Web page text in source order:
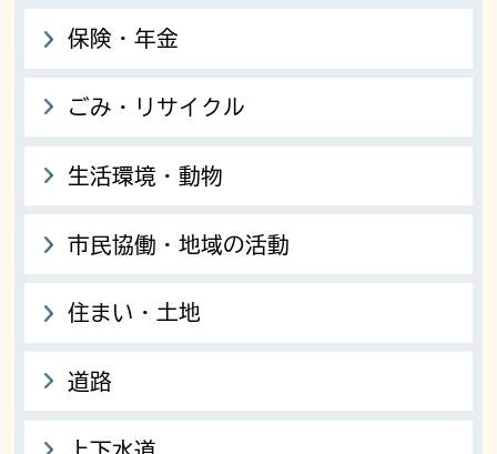
保険・年金
ごみ・リサイクル
生活環境・動物
市民協働・地域の活動
住まい・土地
道路